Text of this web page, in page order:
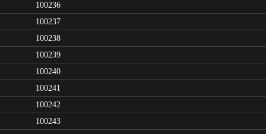
100236
100237
100238
100239
100240
100241
100242
100243